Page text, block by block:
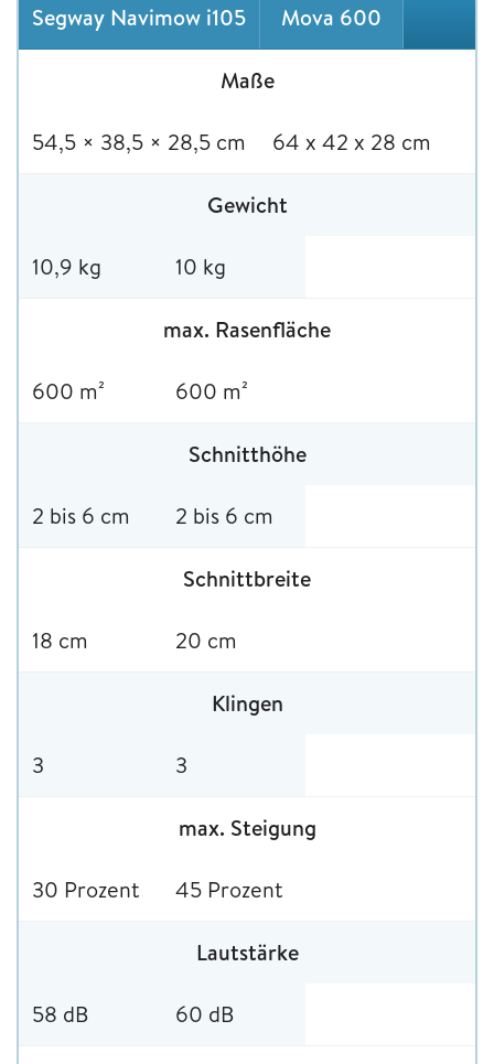
Segway Navimow i105 Mova 600
Maße
54,5 × 38,5 × 28,5 cm 64 x 42 x 28 cm
Gewicht
10,9 kg 10 kg
max. Rasenfläche
600 m² 600 m²
Schnitthöhe
2 bis 6 cm 2 bis 6 cm
Schnittbreite
18 cm 20 cm
Klingen
3 3
max. Steigung
30 Prozent 45 Prozent
Lautstärke
58 dB 60 dB